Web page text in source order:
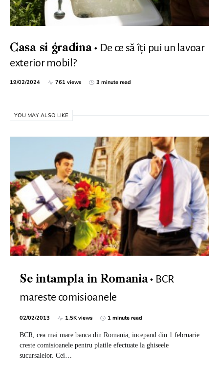
Casa si gradina
De ce să îți pui un lavoar
exterior mobil?
19/02/2024 761 views 3 minute read
YOU MAY ALSO LIKE
Se intampla in Romania
BCR
mareste comisioanele
02/02/2013 1.5K views 1 minute read
BCR, cea mai mare banca din Romania, incepand din 1 februarie
creste comisioanele pentru platile efectuate la ghiseele
sucursalelor. Cei…